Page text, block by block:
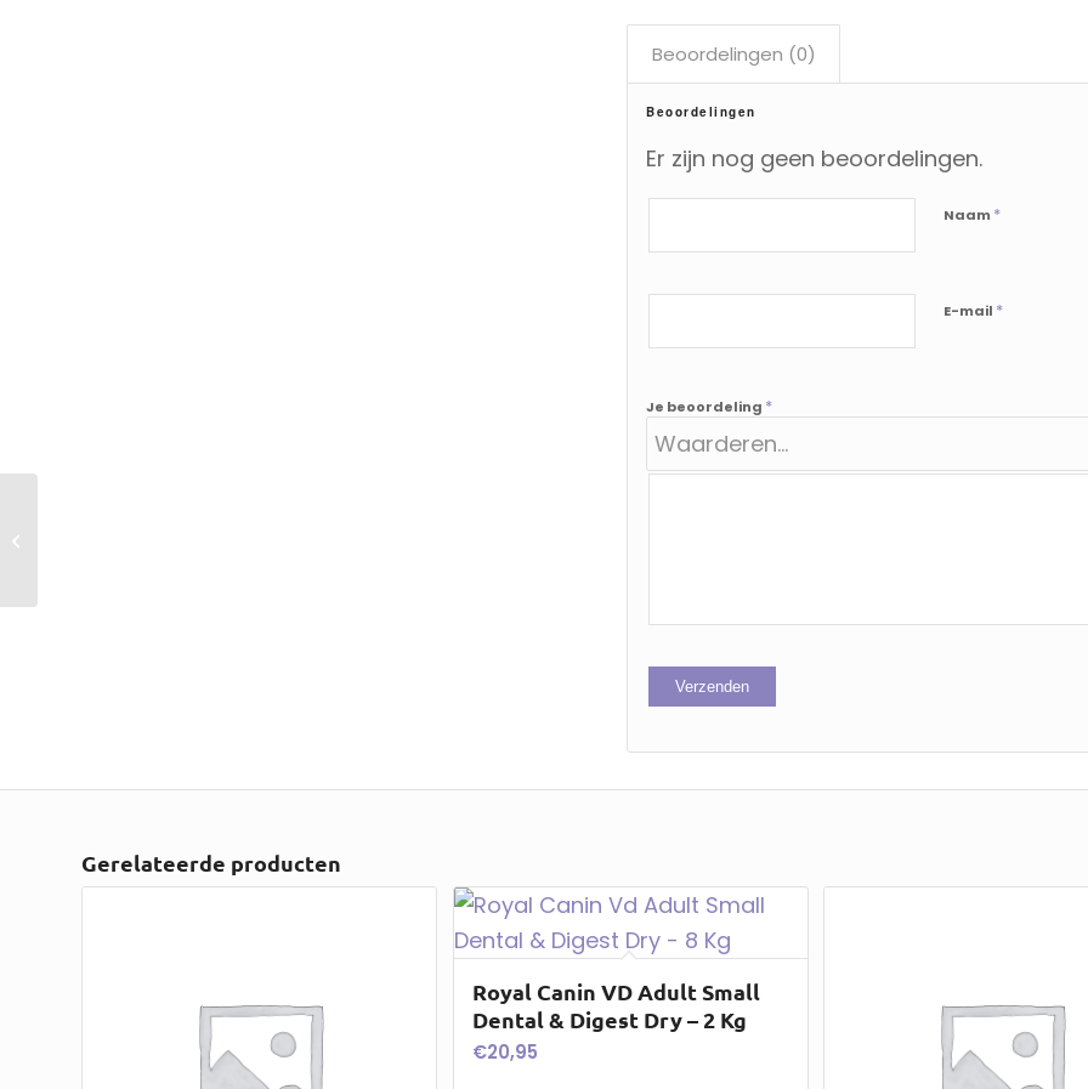
Beoordelingen (0)
Beoordelingen
Er zijn nog geen beoordelingen.
Naam *
E-mail *
Je beoordeling *
Gerelateerde producten
Royal Canin VD Adult Small
Dental & Digest Dry – 2 Kg
€20,95